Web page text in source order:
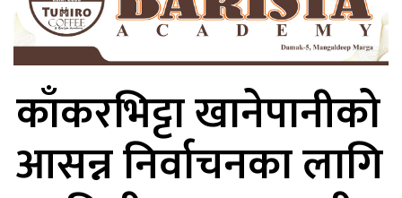
काँकरभिट्टा खानेपानीको
आसन्न निर्वाचनका लागि